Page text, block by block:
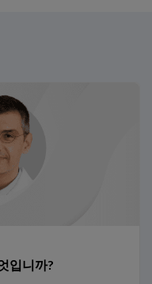
래의 전략
JDS 공동 합의문의 핵심
위험 감소
임상적 관련성
점
점
입니까?